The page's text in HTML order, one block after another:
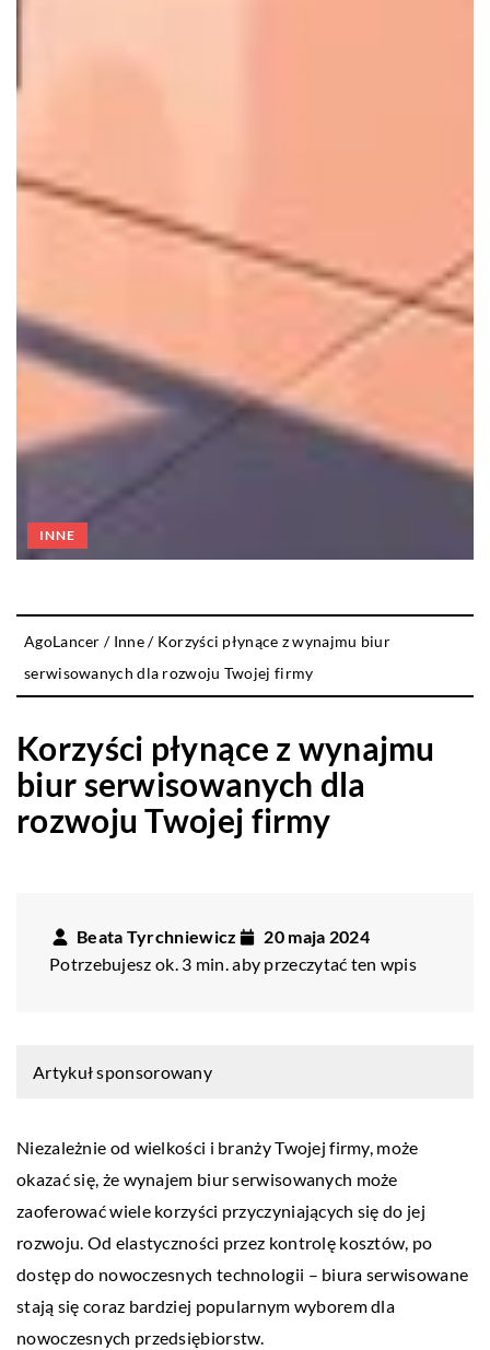
INNE
AgoLancer / Inne/ Korzyści płynące z wynajmu biur
serwisowanych dla rozwoju Twojej firmy
Korzyści płynące z wynajmu
biur serwisowanych dla
rozwoju Twojej firmy
Beata Tyrchniewicz
20 maja 2024
Potrzebujesz ok. 3 min. aby przeczytać ten wpis
Artykuł sponsorowany
Niezależnie od wielkości i branży Twojej firmy, może
okazać się, że wynajem biur serwisowanych może
zaoferować wiele korzyści przyczyniających się do jej
rozwoju. Od elastyczności przez kontrolę kosztów, po
dostęp do nowoczesnych technologii – biura serwisowane
stają się coraz bardziej popularnym wyborem dla
nowoczesnych przedsiębiorstw.